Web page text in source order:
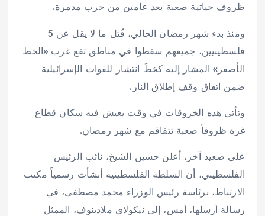
ظروف حياتية صعبة بعد عامين من حرب مدمرة.
ومنذ بدء شهر رمضان الحالي، قُتل ما لا يقل عن 5
فلسطينيين، جميعهم سقطوا في مناطق تقع غرب «الخط
الأصفر» المشار إليه كخطَ انتشار للقوات الإسرائيلية
ضمن اتفاق وقف إطلاق النار.
وتأتي هذه الخروقات في وقت يعيش فيه سكان قطاع
غزة ظروفاً صعبة تتفاقم مع شهر رمضان.
على صعيد آخر، أعلن حسين الشيخ، نائب الرئيس
الفلسطيني، أن السلطة الفلسطينية أنشأت رسمياً مكتب
الارتباط، برئاسة رئيس الوزراء محمد مصطفى، في
رسالة أرسلها، أمس، إلى نيكولاي ملادينوف، الممثل